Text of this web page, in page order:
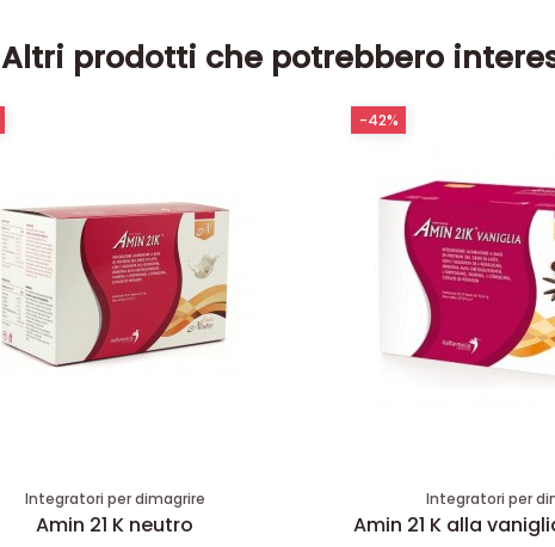
Altri prodotti che potrebbero
Integratori per dimagrire
Amin 21 K neutro
Integratori per
Amin 21 K alla
-42%